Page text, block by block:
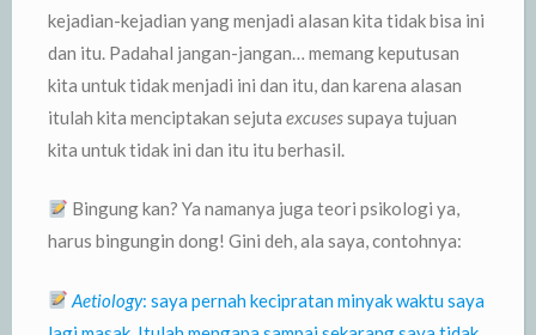
kejadian-kejadian yang menjadi alasan kita tidak bisa ini
dan itu. Padahal jangan-jangan… memang keputusan
kita untuk tidak menjadi ini dan itu, dan karena alasan
itulah kita menciptakan sejuta excusessupaya tujuan
kita untuk tidak ini dan itu itu berhasil.
Bingung kan? Ya namanya juga teori psikologi ya,
harus bingungin dong! Gini deh, ala saya, contohnya:
Aetiology: saya pernah kecipratan minyak waktu saya